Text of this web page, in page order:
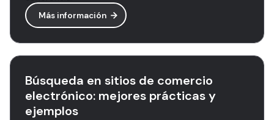
Más información
Búsqueda en sitios de comercio
electrónico: mejores prácticas y
ejemplos